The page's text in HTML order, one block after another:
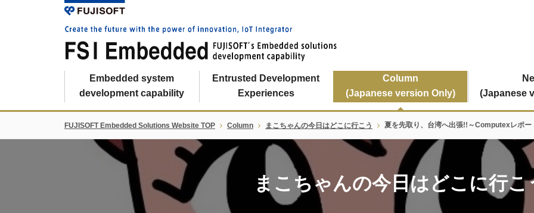
Embedded system
development capability
Entrusted Development
Experiences
Column
(Japanese version Only)
(Japanese
FUJISOFT Embedded Solutions Website TOP Column まこちゃんの今日はどこに行こう 夏を先取り、台湾へ出張!!～Computexレポー
まこちゃんの今日はどこに行こ